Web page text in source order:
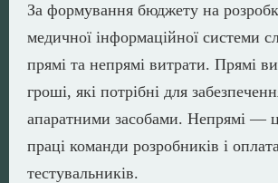
За формування бюджету на
медичної інформаційної системи
прямі та непрямі витрати. Прямі
гроші, які потрібні для
апаратними засобами. Непрямі —
праці команди розробників і
тестувальників.